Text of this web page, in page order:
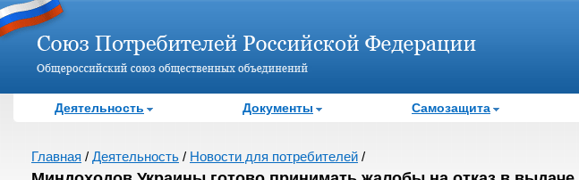
Деятельность Документы Самозащита
Главная / Деятельность / Новости для потребителей /